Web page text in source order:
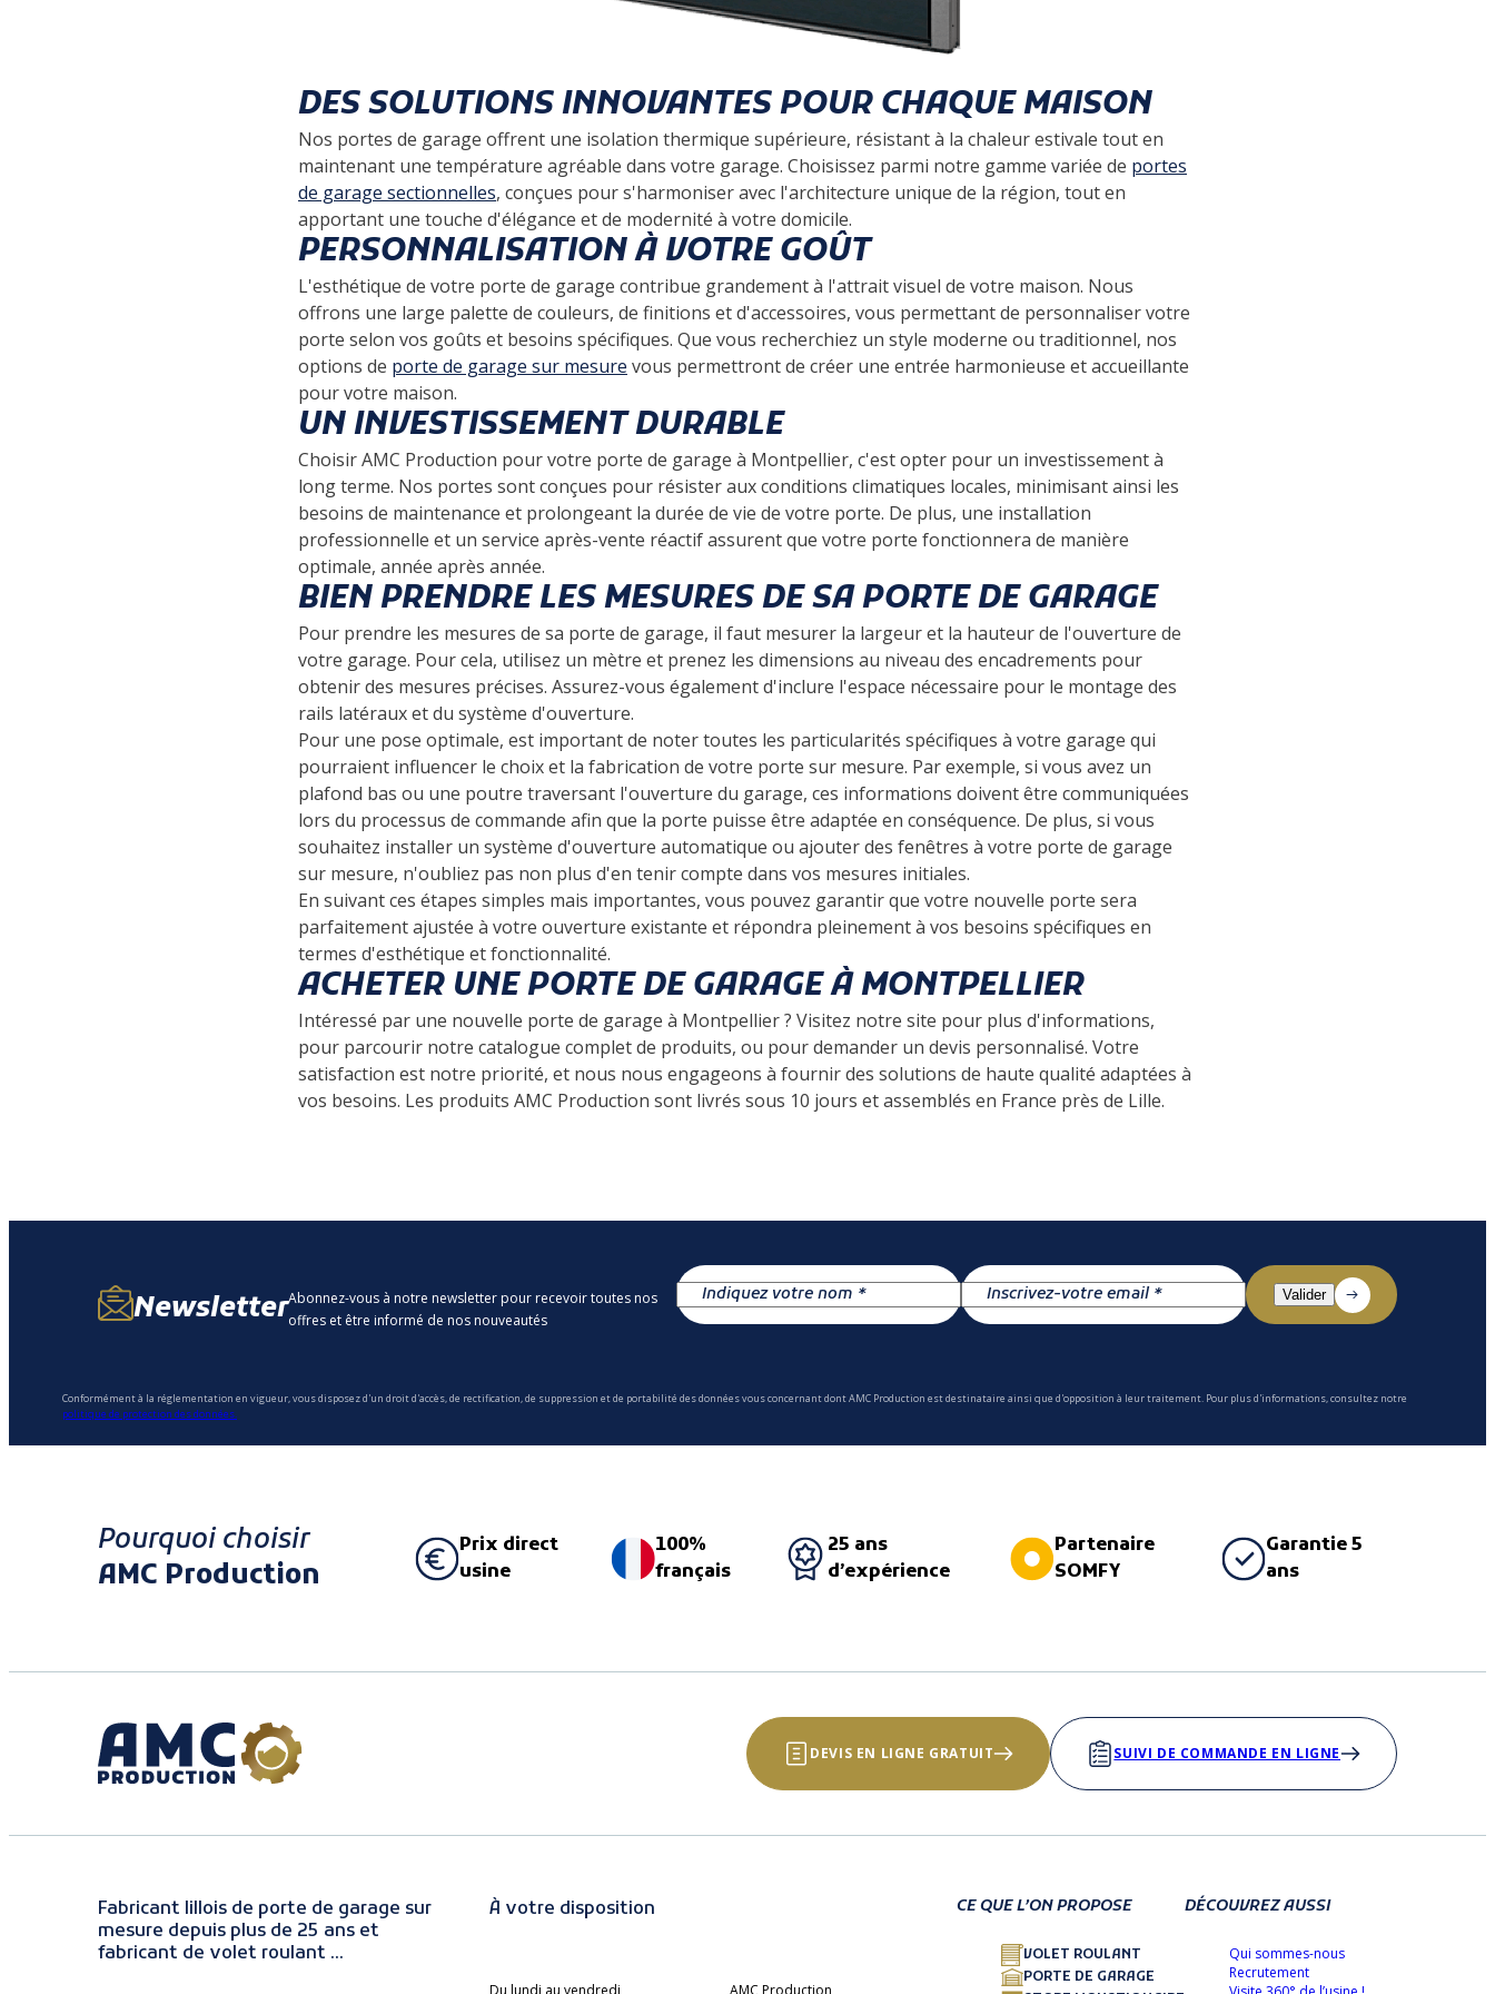
DES SOLUTIONS INNOVANTES POUR CHAQUE MAISON
Nos portes de garage offrent une isolation thermique supérieure, résistant à la chaleur estivale tout en
maintenant une température agréable dans votre garage. Choisissez parmi notre gamme variée de portes
de garage sectionnelles, conçues pour s'harmoniser avec l'architecture unique de la région, tout en
apportant une touche d'élégance et de modernité à votre domicile.
PERSONNALISATION À VOTRE GOÛT
L'esthétique de votre porte de garage contribue grandement à l'attrait visuel de votre maison. Nous
offrons une large palette de couleurs, de finitions et d'accessoires, vous permettant de personnaliser votre
porte selon vos goûts et besoins spécifiques. Que vous recherchiez un style moderne ou traditionnel, nos
options de porte de garage sur mesure vous permettront de créer une entrée harmonieuse et accueillante
pour votre maison.
UN INVESTISSEMENT DURABLE
Choisir AMC Production pour votre porte de garage à Montpellier, c'est opter pour un investissement à
long terme. Nos portes sont conçues pour résister aux conditions climatiques locales, minimisant ainsi les
besoins de maintenance et prolongeant la durée de vie de votre porte. De plus, une installation
professionnelle et un service après-vente réactif assurent que votre porte fonctionnera de manière
optimale, année après année.
BIEN PRENDRE LES MESURES DE SA PORTE DE GARAGE
Pour prendre les mesures de sa porte de garage, il faut mesurer la largeur et la hauteur de l'ouverture de
votre garage. Pour cela, utilisez un mètre et prenez les dimensions au niveau des encadrements pour
obtenir des mesures précises. Assurez-vous également d'inclure l'espace nécessaire pour le montage des
rails latéraux et du système d'ouverture.
Pour une pose optimale, est important de noter toutes les particularités spécifiques à votre garage qui
pourraient influencer le choix et la fabrication de votre porte sur mesure. Par exemple, si vous avez un
plafond bas ou une poutre traversant l'ouverture du garage, ces informations doivent être communiquées
lors du processus de commande afin que la porte puisse être adaptée en conséquence. De plus, si vous
souhaitez installer un système d'ouverture automatique ou ajouter des fenêtres à votre porte de garage
sur mesure, n'oubliez pas non plus d'en tenir compte dans vos mesures initiales.
En suivant ces étapes simples mais importantes, vous pouvez garantir que votre nouvelle porte sera
parfaitement ajustée à votre ouverture existante et répondra pleinement à vos besoins spécifiques en
termes d'esthétique et fonctionnalité.
ACHETER UNE PORTE DE GARAGE À MONTPELLIER
Intéressé par une nouvelle porte de garage à Montpellier ? Visitez notre site pour plus d'informations,
pour parcourir notre catalogue complet de produits, ou pour demander un devis personnalisé. Votre
satisfaction est notre priorité, et nous nous engageons à fournir des solutions de haute qualité adaptées à
vos besoins. Les produits AMC Production sont livrés sous 10 jours et assemblés en France près de Lille.
NewsletterAbonnez-vous à notre newsletter pour recevoir toutes nos
offres et être informé de nos nouveautés
Conformément à la réglementation en vigueur, vous disposez d'un droit d'accès, de rectification, de suppression et de portabilité des données vous concernant dont AMC Production est destinataire ainsi que d'opposition à leur traitement. Pour plus d'informations, consultez notre
politique de protection des données.
Pourquoi choisir
AMC Production
Prix direct
usine
100%
français
25 ans
d’expérience
Partenaire
SOMFY
Garantie 5
ans
DEVIS EN LIGNE GRATUIT SUIVI DE COMMANDE EN LIGNE
Fabricant lillois de porte de garage sur
mesure depuis plus de 25 ans et
fabricant de volet roulant ...
À votre disposition
Du lundi au vendredi AMC Production
CE QUE L’ON PROPOSE
VOLET ROULANT
PORTE DE GARAGE
DÉCOUVREZ AUSSI
Qui sommes-nous
Recrutement